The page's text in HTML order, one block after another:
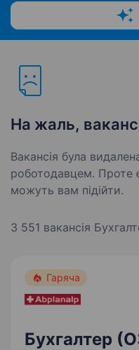
На жаль,
Вакансія була
роботодавцем. Проте є
можуть вам підійти.
3 551 вакансія
Гаряча
Бухгалтер